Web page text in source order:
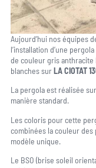
Aujourd’hui nos équipes
l’installation d’une
de couleur gris anthracite
blanches surLA CIOTAT
La pergola est réalisée
manière standard.
Les coloris pour cette
combinées la couleur
modèle unique.
Le BSO (brise soleil